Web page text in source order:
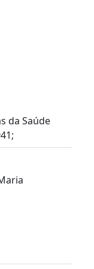
da Saúde